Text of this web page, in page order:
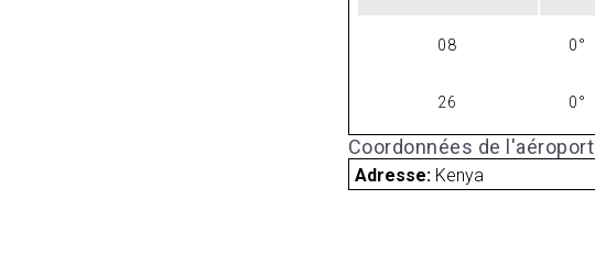
08 0°
26 0°
Coordonnées de l'aéroport
Adresse: Kenya